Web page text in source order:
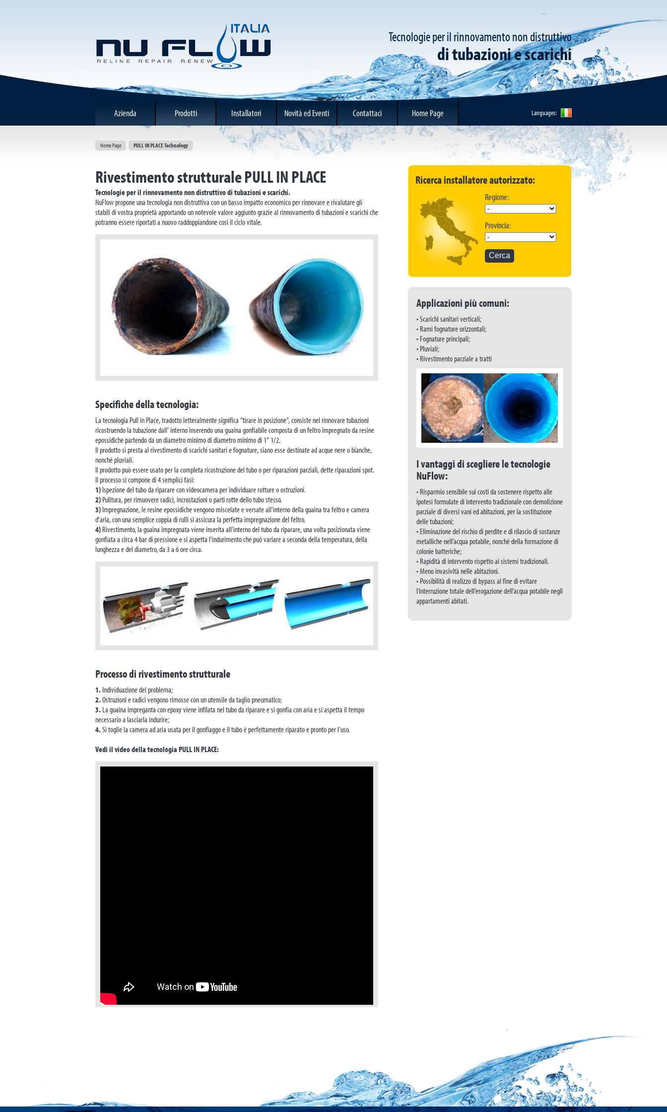
Tecnologie per il rinnovamento non distruttivo
di tubazioni e scarichi
Languages:
Azienda Prodotti Installatori Novità ed Eventi Contattaci Home Page
Home Page PULL IN PLACE Technology
Rivestimento strutturale PULL IN PLACE
Tecnologie per il rinnovamento non distruttivo di tubazioni e scarichi.
NuFlow propone una tecnologia non distruttiva con un basso impatto economico per rinnovare e rivalutare gli
stabili di vostra proprietà apportando un notevole valore aggiunto grazie al rinnovamento di tubazioni e scarichi che
potranno essere riportati a nuovo raddoppiandone così il ciclo vitale.
Specifiche della tecnologia:
La tecnologia Pull in Place, tradotto letteralmente significa "tirare in posizione", consiste nel rinnovare tubazioni
ricostruendo la tubazione dall' interno inserendo una guaina gonfiabile composta di un feltro impregnato da resine
epossidiche partendo da un diametro minimo di diametro minimo di 1" 1/2.
Il prodotto si presta al rivestimento di scarichi sanitari e fognature, siano esse destinate ad acque nere o bianche,
nonché pluviali.
Il prodotto può essere usato per la completa ricostruzione del tubo o per riparazioni parziali, dette riparazioni spot.
Il processo si compone di 4 semplici fasi:
1) Ispezione del tubo da riparare con videocamera per individuare rotture o ostruzioni.
2) Pulitura, per rimuovere radici, incrostazioni o parti rotte dello tubo stesso.
3) Impregnazione, le resine epossidiche vengono miscelate e versate all'interno della guaina tra feltro e camera
d'aria, con una semplice coppia di rulli si assicura la perfetta impregnazione del feltro.
4) Rivestimento, la guaina impregnata viene inserita all'interno del tubo da riparare, una volta posizionata viene
gonfiata a circa 4 bar di pressione e si aspetta l'indurimento che può variare a seconda della temperatura, della
lunghezza e del diametro, da 3 a 6 ore circa.
Processo di rivestimento strutturale
1. Individuazione del problema;
2.Ostruzioni e radici vengono rimosse con un utensile da taglio pneumatico;
3. La guaina impreganta con epoxy viene infilata nel tubo da riparare e si gonfia con aria e si aspetta il tempo
necessario a lasciarla indurire;
4.Si toglie la camera ad aria usata per il gonfiaggo e il tubo è perfettamente riparato e pronto per l’uso.
Vedi il video della tecnologia PULL IN PLACE:
Ricerca installatore autorizzato:
Regione:
Provincia:
Applicazioni più comuni:
• Scarichi sanitari verticali;
• Rami fognature orizzontali;
• Fognature principali;
• Pluviali;
• Rivestimento parziale a tratti
I vantaggi di scegliere le tecnologie
NuFlow:
• Risparmio sensibile sui costi da sostenere rispetto alle
ipotesi formulate di intervento tradizionale con demolizione
parziale di diversi vani ed abitazioni, per la sostituzione
delle tubazioni;
• Eliminazione del rischio di perdite e di rilascio di sostanze
metalliche nell’acqua potabile, nonché della formazione di
colonie batteriche;
• Rapidità di intervento rispetto ai sistemi tradizionali.
• Meno invasività nelle abitazioni.
• Possibilità di realizzo di bypass al fine di evitare
l’interruzione totale dell’erogazione dell’acqua potabile negli
appartamenti abitati.